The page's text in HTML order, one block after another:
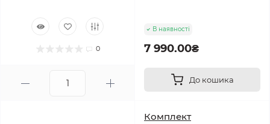
0
В наявності
7 990.00₴
До кошика
Комплект